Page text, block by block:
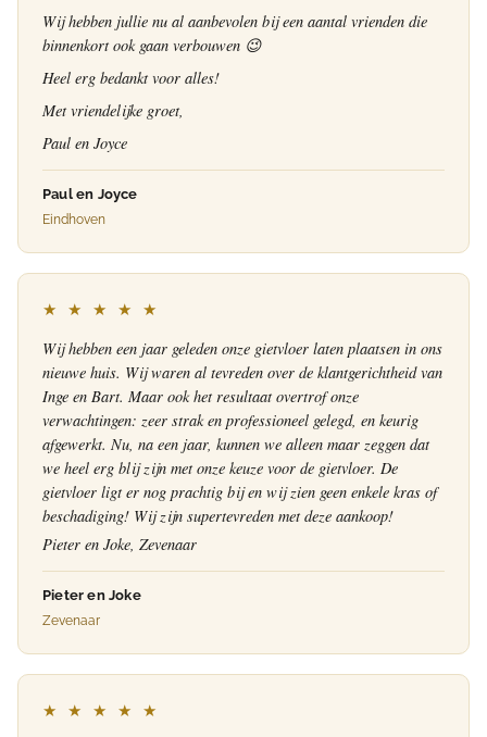
Wij hebben jullie nu al aanbevolen bij een aantal vrienden die
binnenkort ook gaan verbouwen 😉
Heel erg bedankt voor alles!
Met vriendelijke groet,
Paul en Joyce
Paul en Joyce
Eindhoven
★ ★ ★ ★ ★
Wij hebben een jaar geleden onze gietvloer laten plaatsen in ons
nieuwe huis. Wij waren al tevreden over de klantgerichtheid van
Inge en Bart. Maar ook het resultaat overtrof onze
verwachtingen: zeer strak en professioneel gelegd, en keurig
afgewerkt. Nu, na een jaar, kunnen we alleen maar zeggen dat
we heel erg blij zijn met onze keuze voor de gietvloer. De
gietvloer ligt er nog prachtig bij en wij zien geen enkele kras of
beschadiging! Wij zijn supertevreden met deze aankoop!
Pieter en Joke, Zevenaar
Pieter en Joke
Zevenaar
★ ★ ★ ★ ★